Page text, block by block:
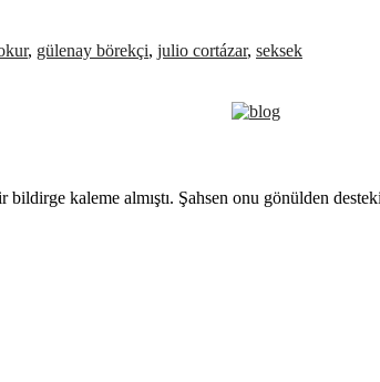
, gülenay börekçi, julio cortázar, seksek
kaleme almıştı. Şahsen onu gönülden